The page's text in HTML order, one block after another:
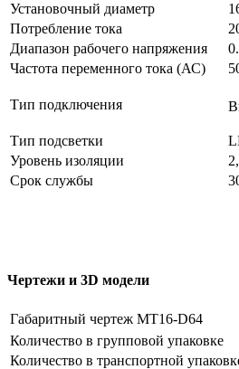
Установочный диаметр
Потребление тока
Диапазон рабочего напряжения
Частота переменного тока (АС)
Тип подключения
Тип подсветки
Уровень изоляции
Срок службы
Чертежи и 3D модели
Габаритный чертеж MT16-D64
Количество в групповой упаковке
Количество в транспортной